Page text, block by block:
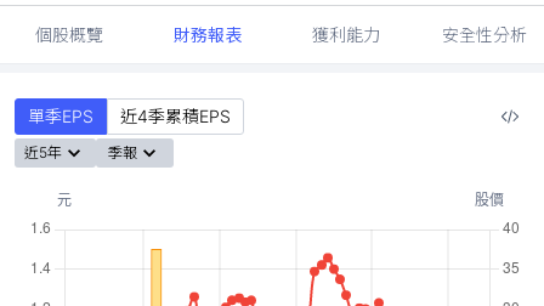
個股概覽 財務報表 獲利能力 安全性分析
單季EPS 近4季累積EPS
近5年 季報